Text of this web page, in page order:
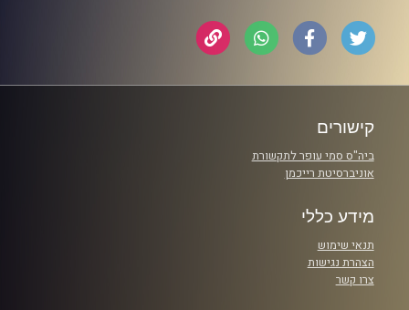
קישורים
ביה"ס סמי עופר לתקשורת
אוניברסיטת רייכמן
מידע כללי
תנאי שימוש
הצהרת נגישות
צרו קשר